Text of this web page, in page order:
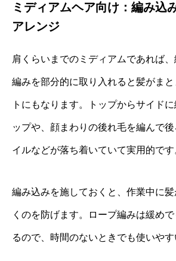
ミディアムヘア向け：編み込
アレンジ
肩くらいまでのミディアムであれば
編みを部分的に取り入れると髪がま
トにもなります。トップからサイド
ップや、顔まわりの後れ毛を編んで
イルなどが落ち着いていて実用的です
編み込みを施しておくと、作業中に
くのを防げます。ロープ編みは緩め
るので、時間のないときでも使いやす